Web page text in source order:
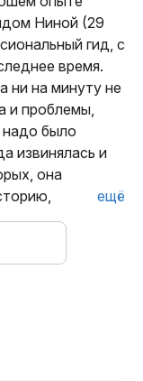
Ниной (29
гид, с
время.
ни на минуту не
и проблемы,
надо было
извинялась и
она
подробно, с
В-
и
что-то
ещё